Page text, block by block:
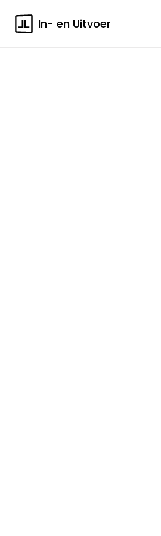
In- en Uitvoer